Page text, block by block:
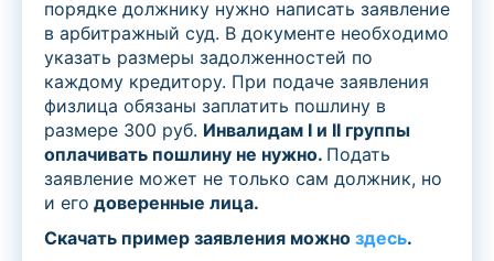
порядке должнику нужно написать заявление
в арбитражный суд. В документе необходимо
указать размеры задолженностей по
каждому кредитору. При подаче заявления
физлица обязаны заплатить пошлину в
размере 300 руб. Инвалидам I и II группы
оплачивать пошлину не нужно. Подать
заявление может не только сам должник, но
и его доверенные лица.
Скачать пример заявления можно здесь.